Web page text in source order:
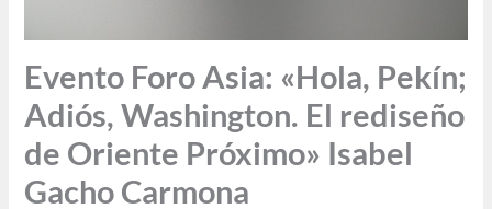
Evento Foro Asia: «Hola, Pekín;
Adiós, Washington. El rediseño
de Oriente Próximo» Isabel
Gacho Carmona